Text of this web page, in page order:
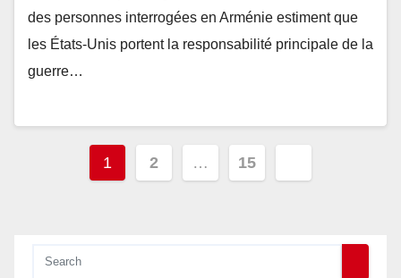
des personnes interrogées en Arménie estiment que
les États-Unis portent la responsabilité principale de la
guerre…
Pagination
1 2 … 15